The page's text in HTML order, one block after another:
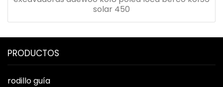
solar 450
PRODUCTOS
rodillo guía